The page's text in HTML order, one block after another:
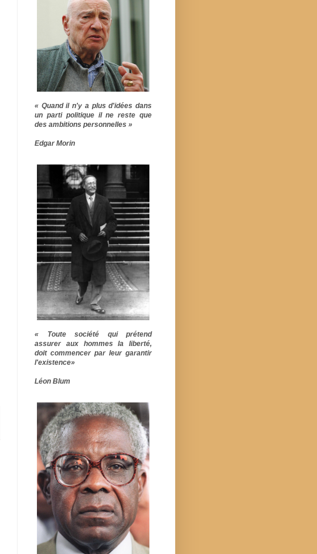
« Quand il n'y a plus d'idées dans
un parti politique il ne reste que
des ambitions personnelles »
Edgar Morin
« Toute société qui prétend
assurer aux hommes la liberté,
doit commencer par leur garantir
l'existence»
Léon Blum